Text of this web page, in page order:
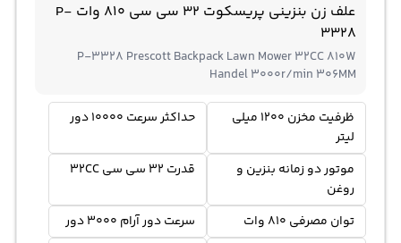
علف زن بنزینی پریسکوت 32 سی سی 810 وات P-
3328
P-3328 Prescott Backpack Lawn Mower 32CC 810W
Handel 3000r/min 306MM
ظرفیت مخزن 1200 میلی
لیتر
حداکثر سرعت 10000 دور
موتور دو زمانه بنزین و
روغن
قدرت 32 سی سی 32CC
توان مصرفی 810 وات
سرعت دور آرام 3000 دور